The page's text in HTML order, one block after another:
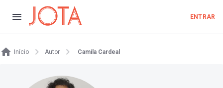
ENTRAR
Início Autor Camila Cardeal